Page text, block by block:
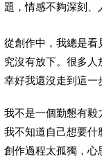
題，情感不夠深刻、
從創作中，我總是看
究沒有放下。很多人
幸好我還沒走到這一
我不是一個勤懇有毅
我不知道自己想要什
創作過程太孤獨，心